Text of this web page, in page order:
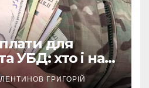
для
УБД: хто і на
ГРИГОРІЙ